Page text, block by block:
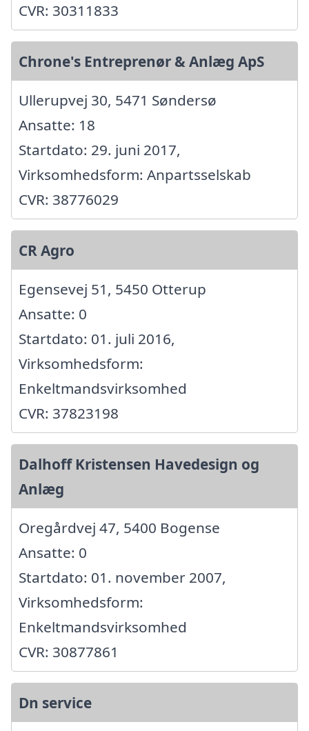
CVR: 30311833
Chrone's Entreprenør & Anlæg ApS
Ullerupvej 30, 5471 Søndersø
Ansatte: 18
Startdato: 29. juni 2017,
Virksomhedsform: Anpartsselskab
CVR: 38776029
CR Agro
Egensevej 51, 5450 Otterup
Ansatte: 0
Startdato: 01. juli 2016,
Virksomhedsform:
Enkeltmandsvirksomhed
CVR: 37823198
Dalhoff Kristensen Havedesign og
Anlæg
Oregårdvej 47, 5400 Bogense
Ansatte: 0
Startdato: 01. november 2007,
Virksomhedsform:
Enkeltmandsvirksomhed
CVR: 30877861
Dn service